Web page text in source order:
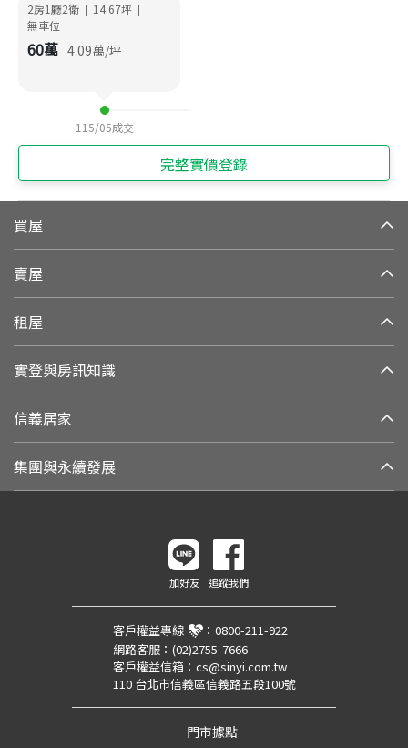
2房1廳2衛 | 14.67坪 |
無車位
60萬 4.09萬/坪
115/05成交
完整實價登錄
買屋
賣屋
租屋
實登與房訊知識
信義居家
集團與永續發展
加好友 追蹤我們
客戶權益專線 ： 0800-211-922
網路客服： (02)2755-7666
客戶權益信箱： cs@sinyi.com.tw
110 台北市信義區信義路五段100號
門市據點